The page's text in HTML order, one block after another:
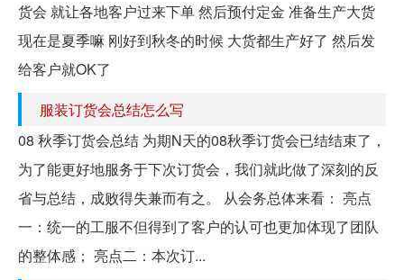
货会 就让各地客户过来下单 然后预付定金 准备生产大货
现在是夏季嘛 刚好到秋冬的时候 大货都生产好了 然后发
给客户就OK了
服装订货会总结怎么写
08 秋季订货会总结 为期N天的08秋季订货会已结结束了，
为了能更好地服务于下次订货会，我们就此做了深刻的反
省与总结，成败得失兼而有之。 从会务总体来看： 亮点
一：统一的工服不但得到了客户的认可也更加体现了团队
的整体感； 亮点二：本次订...